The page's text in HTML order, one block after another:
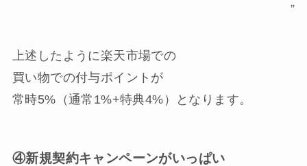
”
上述したように楽天市場での
買い物での付与ポイントが
常時5%（通常1%+特典4%）となります。
④新規契約キャンペーンがいっぱい